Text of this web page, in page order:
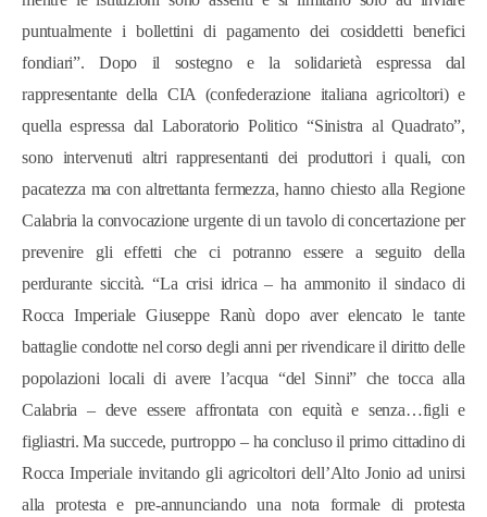
puntualmente i bollettini di pagamento dei cosiddetti benefici
fondiari”. Dopo il sostegno e la solidarietà espressa dal
rappresentante della CIA (confederazione italiana agricoltori) e
quella espressa dal Laboratorio Politico “Sinistra al Quadrato”,
sono intervenuti altri rappresentanti dei produttori i quali, con
pacatezza ma con altrettanta fermezza, hanno chiesto alla Regione
Calabria la convocazione urgente di un tavolo di concertazione per
prevenire gli effetti che ci potranno essere a seguito della
perdurante siccità. “La crisi idrica – ha ammonito il sindaco di
Rocca Imperiale Giuseppe Ranù dopo aver elencato le tante
battaglie condotte nel corso degli anni per rivendicare il diritto delle
popolazioni locali di avere l’acqua “del Sinni” che tocca alla
Calabria – deve essere affrontata con equità e senza…figli e
figliastri. Ma succede, purtroppo – ha concluso il primo cittadino di
Rocca Imperiale invitando gli agricoltori dell’Alto Jonio ad unirsi
alla protesta e pre-annunciando una nota formale di protesta